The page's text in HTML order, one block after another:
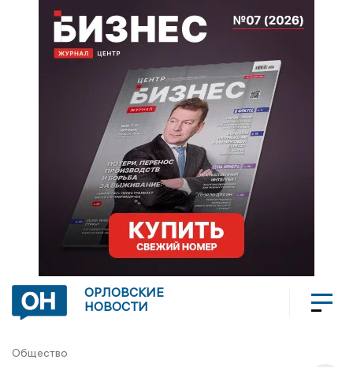
ОРЛОВСКИЕ
НОВОСТИ
Общество